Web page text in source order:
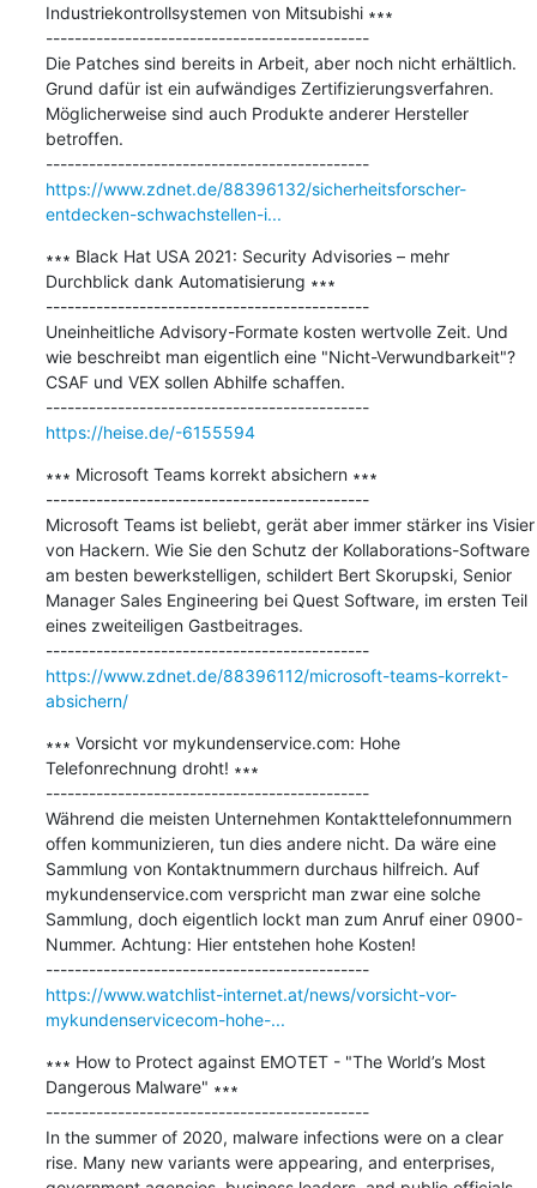
Industriekontrollsystemen von Mitsubishi ∗∗∗
---------------------------------------------
Die Patches sind bereits in Arbeit, aber noch nicht erhältlich.
Grund dafür ist ein aufwändiges Zertifizierungsverfahren.
Möglicherweise sind auch Produkte anderer Hersteller
betroffen.
---------------------------------------------
https://www.zdnet.de/88396132/sicherheitsforscher-
entdecken-schwachstellen-i...
∗∗∗ Black Hat USA 2021: Security Advisories – mehr
Durchblick dank Automatisierung ∗∗∗
---------------------------------------------
Uneinheitliche Advisory-Formate kosten wertvolle Zeit. Und
wie beschreibt man eigentlich eine "Nicht-Verwundbarkeit"?
CSAF und VEX sollen Abhilfe schaffen.
---------------------------------------------
https://heise.de/-6155594
∗∗∗ Microsoft Teams korrekt absichern ∗∗∗
---------------------------------------------
Microsoft Teams ist beliebt, gerät aber immer stärker ins Visier
von Hackern. Wie Sie den Schutz der Kollaborations-Software
am besten bewerkstelligen, schildert Bert Skorupski, Senior
Manager Sales Engineering bei Quest Software, im ersten Teil
eines zweiteiligen Gastbeitrages.
---------------------------------------------
https://www.zdnet.de/88396112/microsoft-teams-korrekt-
absichern/
∗∗∗ Vorsicht vor mykundenservice.com: Hohe
Telefonrechnung droht! ∗∗∗
---------------------------------------------
Während die meisten Unternehmen Kontakttelefonnummern
offen kommunizieren, tun dies andere nicht. Da wäre eine
Sammlung von Kontaktnummern durchaus hilfreich. Auf
mykundenservice.com verspricht man zwar eine solche
Sammlung, doch eigentlich lockt man zum Anruf einer 0900-
Nummer. Achtung: Hier entstehen hohe Kosten!
---------------------------------------------
https://www.watchlist-internet.at/news/vorsicht-vor-
mykundenservicecom-hohe-...
∗∗∗ How to Protect against EMOTET - "The World’s Most
Dangerous Malware" ∗∗∗
---------------------------------------------
​In the summer of 2020, malware infections were on a clear
rise. Many new variants were appearing, and enterprises,